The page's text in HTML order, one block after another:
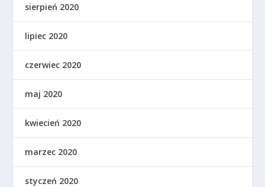
sierpień 2020
lipiec 2020
czerwiec 2020
maj 2020
kwiecień 2020
marzec 2020
styczeń 2020